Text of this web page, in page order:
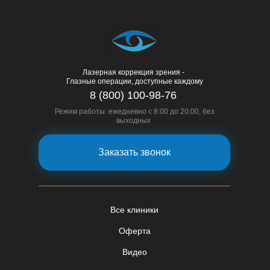
Лазерная коррекция зрения -
Глазные операции, доступные каждому
Оферта
Видео
Все клиники
8 (800) 100-98-76
Режим работы: ежедневно с 8:00 до 20:00, без
выходных
Заказать звонок